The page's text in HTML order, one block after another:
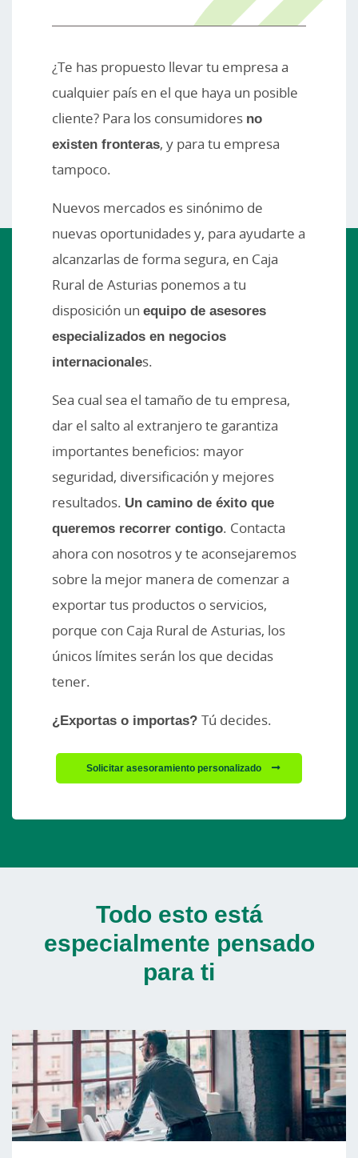
¿Te has propuesto llevar tu empresa a
cualquier país en el que haya un posible
cliente? Para los consumidores no
existen fronteras, y para tu empresa
tampoco.
Nuevos mercados es sinónimo de
nuevas oportunidades y, para ayudarte a
alcanzarlas de forma segura, en Caja
Rural de Asturias ponemos a tu
disposición un equipo de asesores
especializados en negocios
internacionales.
Sea cual sea el tamaño de tu empresa,
dar el salto al extranjero te garantiza
importantes beneficios: mayor
seguridad, diversificación y mejores
resultados. Un camino de éxito que
queremos recorrer contigo. Contacta
ahora con nosotros y te aconsejaremos
sobre la mejor manera de comenzar a
exportar tus productos o servicios,
porque con Caja Rural de Asturias, los
únicos límites serán los que decidas
tener.
¿Exportas o importas? Tú decides.
Solicitar asesoramiento personalizado
Todo esto está
especialmente pensado
para ti